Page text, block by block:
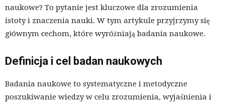
naukowe? To pytanie jest kluczowe dla zrozumienia
istoty i znaczenia nauki. W tym artykule przyjrzymy się
głównym cechom, które wyróżniają badania naukowe.
Definicja i cel badan naukowych
Badania naukowe to systematyczne i metodyczne
poszukiwanie wiedzy w celu zrozumienia, wyjaśnienia i